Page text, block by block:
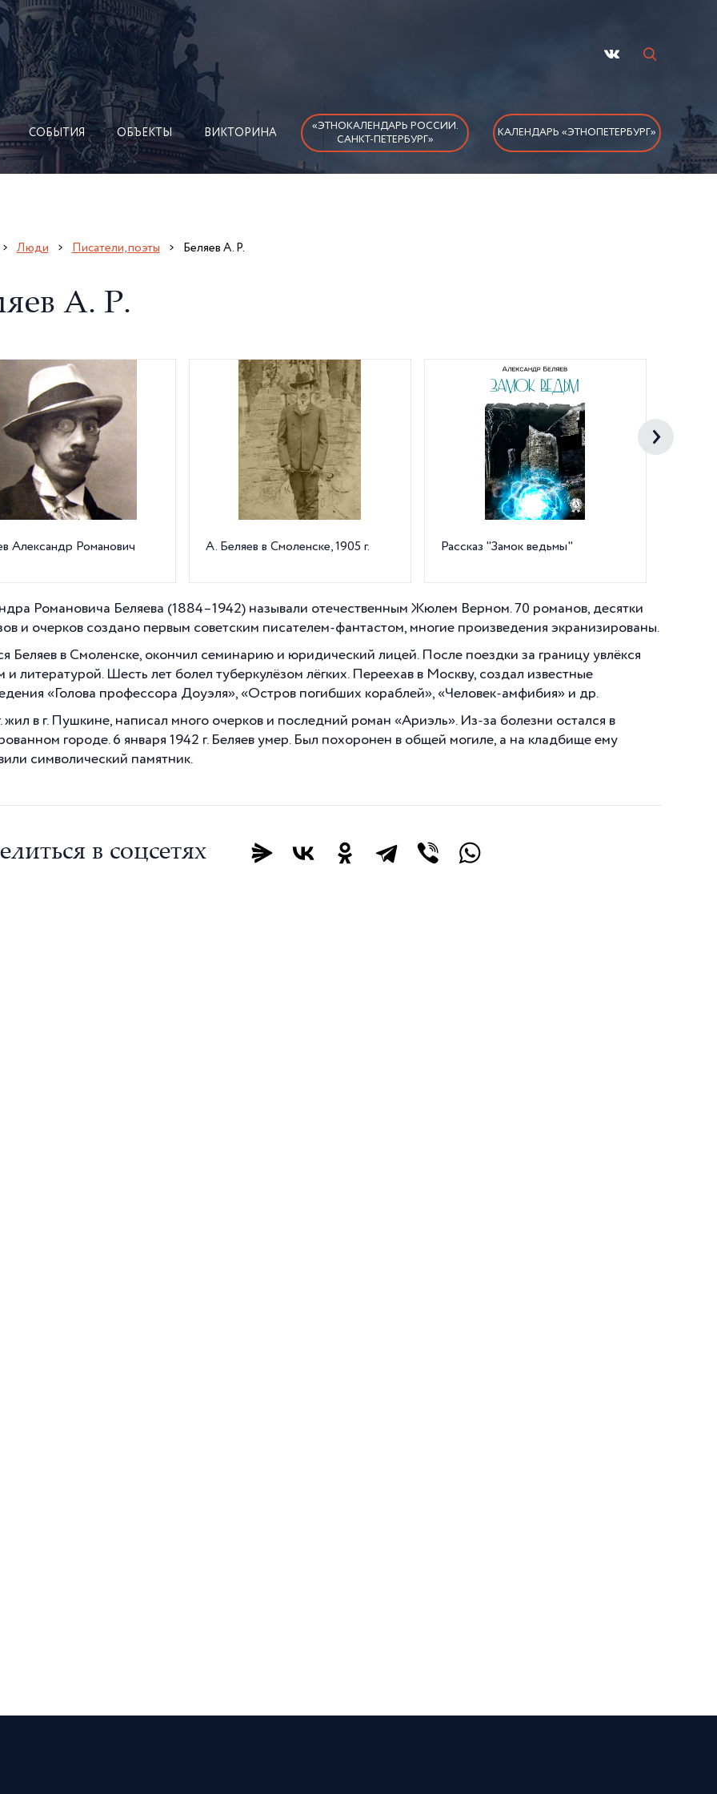
СОБЫТИЯ ОБЪЕКТЫ ВИКТОРИНА
«ЭТНОКАЛЕНДАРЬ РОССИИ.
САНКТ-ПЕТЕРБУРГ»
КАЛЕНДАРЬ «ЭТНОПЕТЕРБУРГ»
Люди Писатели, поэты Беляев А. Р.
А. Р.
Александр Романович А. Беляев в Смоленске, 1905 г. Рассказ "Замок ведьмы"
Романовича Беляева (1884–1942) называли отечественным Жюлем Верном. 70 романов, десятки
и очерков создано первым советским писателем-фантастом, многие произведения экранизированы.
Беляев в Смоленске, окончил семинарию и юридический лицей. После поездки за границу увлёкся
и литературой. Шесть лет болел туберкулёзом лёгких. Переехав в Москву, создал известные
«Голова профессора Доуэля», «Остров погибших кораблей», «Человек-амфибия» и др.
жил в г. Пушкине, написал много очерков и последний роман «Ариэль». Из-за болезни остался в
городе. 6 января 1942 г. Беляев умер. Был похоронен в общей могиле, а на кладбище ему
символический памятник.
в соцсетях